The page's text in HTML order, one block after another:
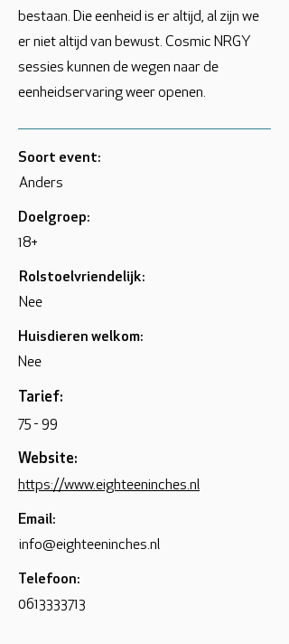
bestaan. Die eenheid is er altijd, al zijn we
er niet altijd van bewust. Cosmic NRGY
sessies kunnen de wegen naar de
eenheidservaring weer openen.
Soort event:
Anders
Doelgroep:
18+
Rolstoelvriendelijk:
Nee
Huisdieren welkom:
Nee
Tarief:
75 - 99
Website:
https://www.eighteeninches.nl
Email:
info@eighteeninches.nl
Telefoon:
0613333713